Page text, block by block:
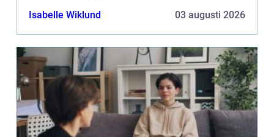
Isabelle Wiklund 03 augusti 2026